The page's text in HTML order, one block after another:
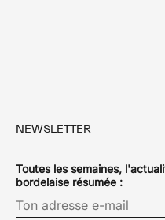
NEWSLETTER
Toutes les semaines,
bordelaise résumée :